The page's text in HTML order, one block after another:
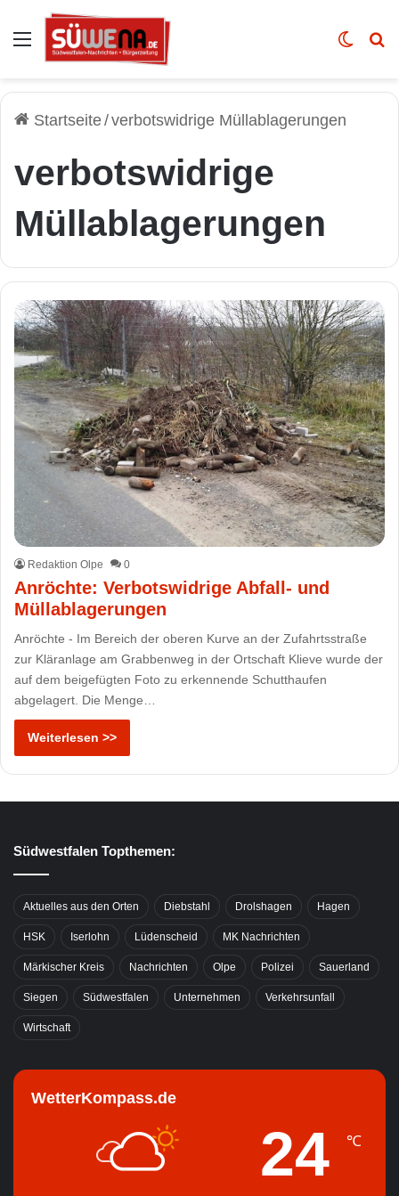
Auswahl Skin
Startseite/verbotswidrige Müllablagerungen
verbotswidrige
Müllablagerungen
Redaktion Olpe 0
Anröchte: Verbotswidrige Abfall- und
Müllablagerungen
Anröchte - Im Bereich der oberen Kurve an der Zufahrtsstraße
zur Kläranlage am Grabbenweg in der Ortschaft Klieve wurde der
auf dem beigefügten Foto zu erkennende Schutthaufen
abgelagert. Die Menge…
Weiterlesen >>
Südwestfalen Topthemen:
Aktuelles aus den Orten Diebstahl Drolshagen Hagen
HSK Iserlohn Lüdenscheid MK Nachrichten
Märkischer Kreis Nachrichten Olpe Polizei Sauerland
Siegen Südwestfalen Unternehmen Verkehrsunfall
Wirtschaft
WetterKompass.de
24 ℃